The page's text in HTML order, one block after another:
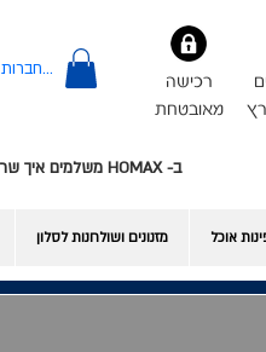
להתחברות
רכישה
מאובטחת
ב- HOMAX משלמים איך שרוצים - אשראי או Bit
אוכל ​מזנונים ושולחנות לסלון